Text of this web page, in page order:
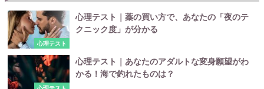
心理テスト
心理テスト｜薬の買い方で、あなたの「夜のテ
クニック度」が分かる
心理テスト｜あなたのアダルトな変身願望がわ
かる！海で釣れたものは？